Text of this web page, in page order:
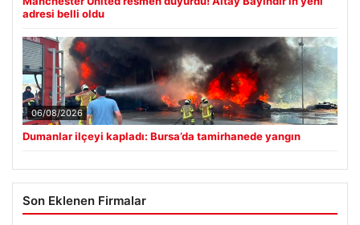
adresi belli oldu
06/08/2026
Dumanlar ilçeyi kapladı: Bursa’da tamirhanede yangın
Son Eklenen Firmalar